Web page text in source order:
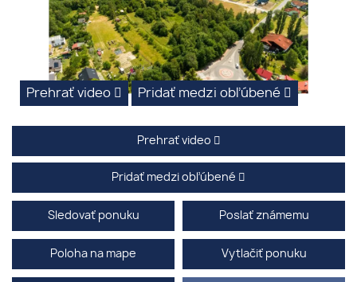
Prehrať video Pridať medzi obľúbené
Prehrať video
Pridať medzi obľúbené
Sledovať ponuku Poslať známemu
Poloha na mape Vytlačiť ponuku